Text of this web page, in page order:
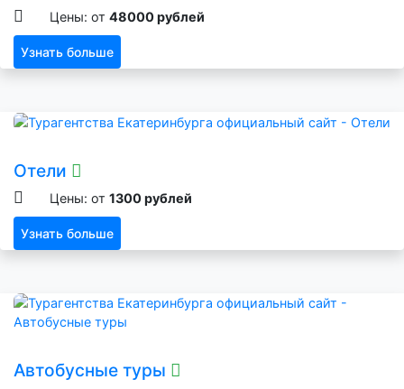
Цены: от 48000 рублей
Узнать больше
Отели
Цены: от 1300 рублей
Узнать больше
Автобусные туры